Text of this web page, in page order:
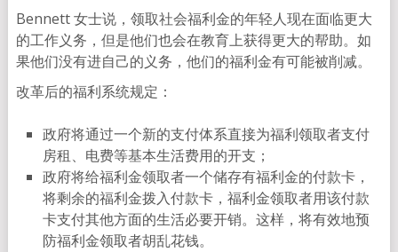
Bennett 女士说，领取社会福利金的年轻人现在面临更大
的工作义务，但是他们也会在教育上获得更大的帮助。如
果他们没有进自己的义务，他们的福利金有可能被削减。
改革后的福利系统规定：
政府将通过一个新的支付体系直接为福利领取者支付
房租、电费等基本生活费用的开支；
政府将给福利金领取者一个储存有福利金的付款卡，
将剩余的福利金拨入付款卡，福利金领取者用该付款
卡支付其他方面的生活必要开销。这样，将有效地预
防福利金领取者胡乱花钱。